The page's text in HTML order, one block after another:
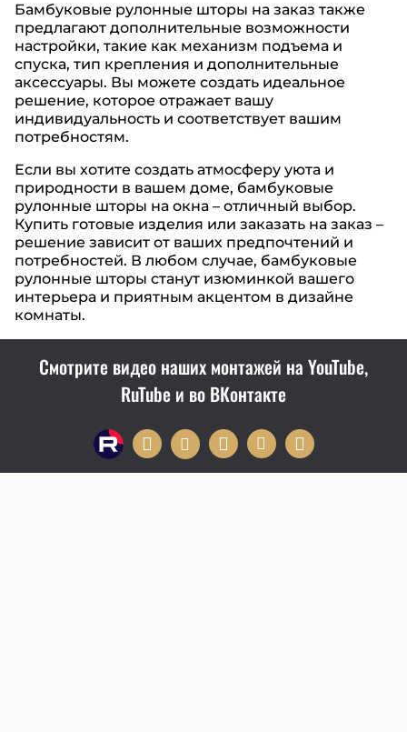
Бамбуковые рулонные шторы на заказ также
предлагают дополнительные возможности
настройки, такие как механизм подъема и
спуска, тип крепления и дополнительные
аксессуары. Вы можете создать идеальное
решение, которое отражает вашу
индивидуальность и соответствует вашим
потребностям.
Если вы хотите создать атмосферу уюта и
природности в вашем доме, бамбуковые
рулонные шторы на окна – отличный выбор.
Купить готовые изделия или заказать на заказ –
решение зависит от ваших предпочтений и
потребностей. В любом случае, бамбуковые
рулонные шторы станут изюминкой вашего
интерьера и приятным акцентом в дизайне
комнаты.
Смотрите видео наших монтажей на YouTube,
RuTube и во ВКонтакте